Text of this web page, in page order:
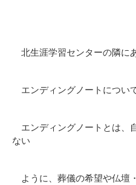
北生涯学習センターの隣に
エンディングノートについ
エンディングノートとは、
ない
ように、葬儀の希望や仏壇